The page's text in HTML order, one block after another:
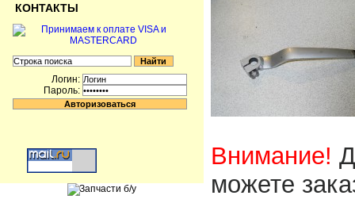
Внимание!
можете
КОНТАКТЫ
Логин:
Пароль: